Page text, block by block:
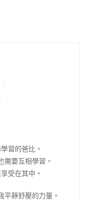
習的爸比。
需要互相學習。
受在其中。
平靜舒壓的力量。